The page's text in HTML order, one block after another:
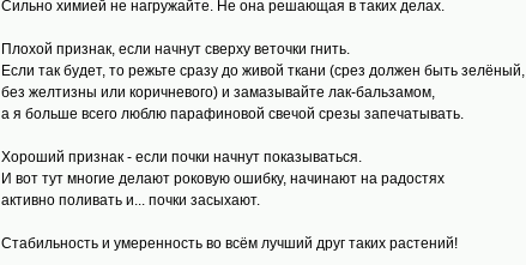
Сильно химией не нагружайте. Не она решающая в таких делах.
Плохой признак, если начнут сверху веточки гнить.
Если так будет, то режьте сразу до живой ткани (срез должен быть зелёный,
без желтизны или коричневого) и замазывайте лак-бальзамом,
а я больше всего люблю парафиновой свечой срезы запечатывать.
Хороший признак - если почки начнут показываться.
И вот тут многие делают роковую ошибку, начинают на радостях
активно поливать и... почки засыхают.
Стабильность и умеренность во всём лучший друг таких растений!